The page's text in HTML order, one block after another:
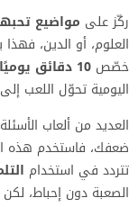
ركّز على مواضيع
العلوم، أو الدين،
خصّص 10 دقائق يوميًا
اليومية تحوّل اللعب
العديد من ألعاب
ضعفك، فاستخدم هذه
تتردد في استخدام
الصعبة دون إحباط،